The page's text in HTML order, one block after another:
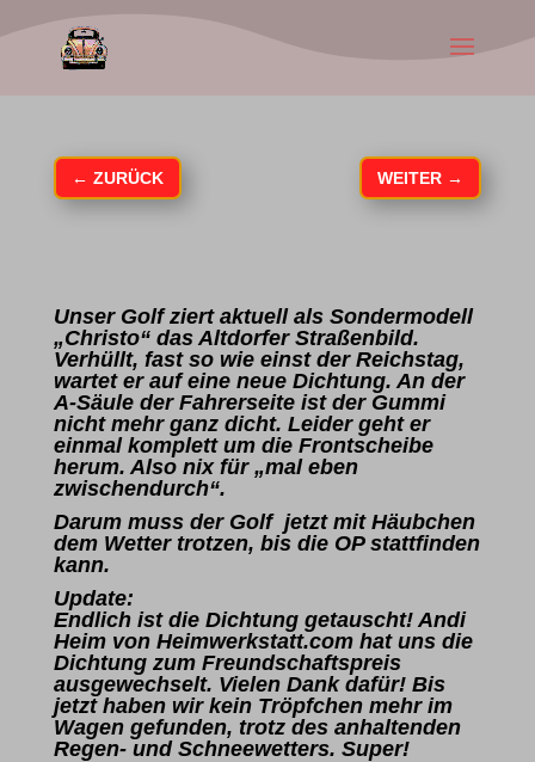
← ZURÜCK WEITER →
Unser Golf ziert aktuell als Sondermodell
„Christo“ das Altdorfer Straßenbild.
Verhüllt, fast so wie einst der Reichstag,
wartet er auf eine neue Dichtung. An der
A-Säule der Fahrerseite ist der Gummi
nicht mehr ganz dicht. Leider geht er
einmal komplett um die Frontscheibe
herum. Also nix für „mal eben
zwischendurch“.
Darum muss der Golf jetzt mit Häubchen
dem Wetter trotzen, bis die OP stattfinden
kann.
Update:
Endlich ist die Dichtung getauscht! Andi
Heim von Heimwerkstatt.comhat uns die
Dichtung zum Freundschaftspreis
ausgewechselt. Vielen Dank dafür! Bis
jetzt haben wir kein Tröpfchen mehr im
Wagen gefunden, trotz des anhaltenden
Regen- und Schneewetters. Super!